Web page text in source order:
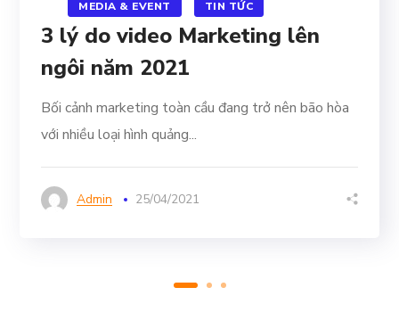
MEDIA & EVENT TIN TỨC
3 lý do video Marketing lên
ngôi năm 2021
Bối cảnh marketing toàn cầu đang trở nên bão hòa
với nhiều loại hình quảng...
Admin 25/04/2021